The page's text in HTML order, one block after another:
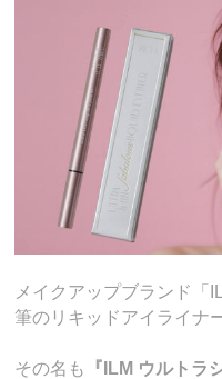
メイクアップブランド「
筆のリキッドアイライナ
その名も 『ILM ウルトラ